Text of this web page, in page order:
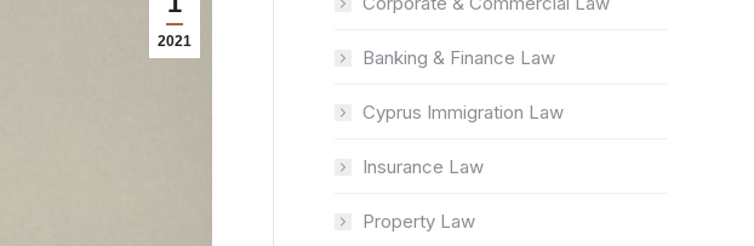
2021
Banking & Finance Law
Cyprus Immigration Law
Insurance Law
Property Law